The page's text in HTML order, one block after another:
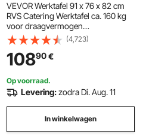
VEVOR Werktafel 91 x 76 x 82 cm
RVS Catering Werktafel ca. 160 kg
voor draagvermogen
Voedselbereidingstafel
Commerciële Werktafel voor
Keuken Bar Restaurantar 4
verstelbare poten
(4,723)
10890€
Op voorraad.
Levering:zodra Di. Aug. 11
In winkelwagen